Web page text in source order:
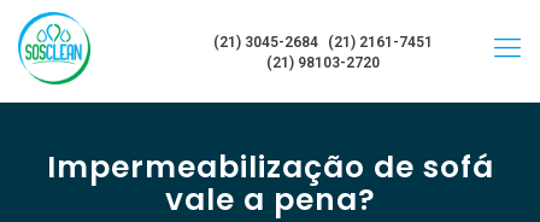
(21) 3045-2684
(21) 2161-7451
(21) 98103-2720
Impermeabilização de sofá
vale a pena?